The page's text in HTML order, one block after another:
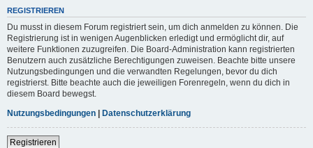
REGISTRIEREN
Du musst in diesem Forum registriert sein, um dich anmelden zu können. Die
Registrierung ist in wenigen Augenblicken erledigt und ermöglicht dir, auf
weitere Funktionen zuzugreifen. Die Board-Administration kann registrierten
Benutzern auch zusätzliche Berechtigungen zuweisen. Beachte bitte unsere
Nutzungsbedingungen und die verwandten Regelungen, bevor du dich
registrierst. Bitte beachte auch die jeweiligen Forenregeln, wenn du dich in
diesem Board bewegst.
Nutzungsbedingungen | Datenschutzerklärung
Registrieren